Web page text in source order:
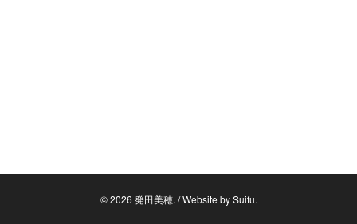
© 2026 発田美穂. / Website bySuifu.